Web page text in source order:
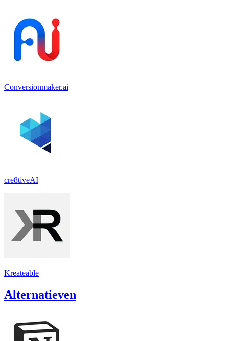
Conversionmaker.ai
cre8tiveAI
Kreateable
Alternatieven